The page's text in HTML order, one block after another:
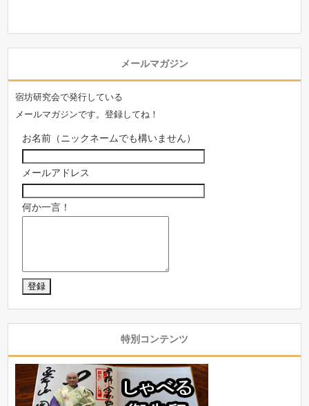
メールマガジン
宿坊研究会で発行している
メールマガジンです。登録してね！
お名前（ニックネームでも構いません）
メールアドレス
何か一言！
特別コンテンツ